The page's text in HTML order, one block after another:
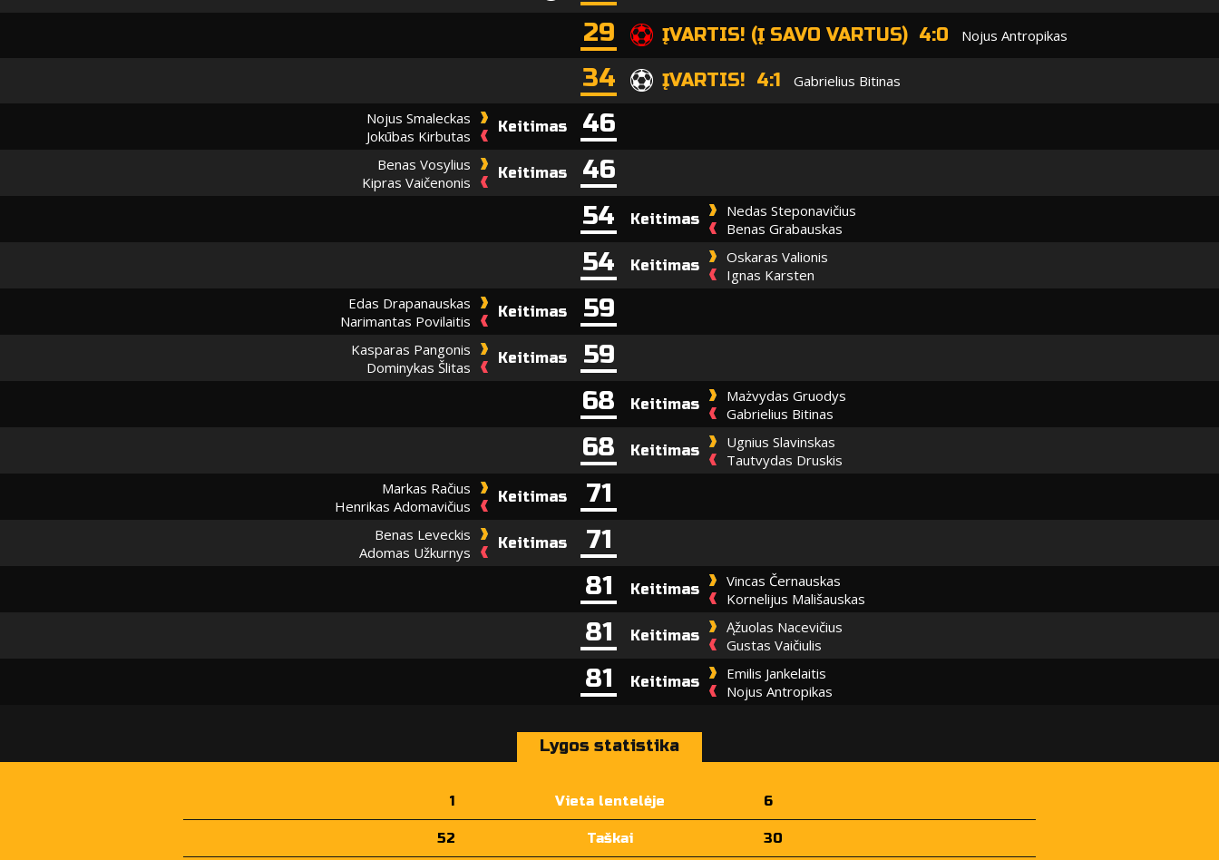
29
ĮVARTIS! (Į SAVO VARTUS) 4:0 Nojus Antropikas
34 ĮVARTIS! 4:1 Gabrielius Bitinas
Nojus Smaleckas
Jokūbas Kirbutas
Keitimas 46
Benas Vosylius
Kipras Vaičenonis
Keitimas
46
54
Keitimas
Nedas Steponavičius
Benas Grabauskas
54 Keitimas
Oskaras Valionis
Ignas Karsten
Edas Drapanauskas
Narimantas Povilaitis
Keitimas 59
Kasparas Pangonis
Dominykas Šlitas
Keitimas
59
68
Keitimas
Mażvydas Gruodys
Gabrielius Bitinas
68 Keitimas
Ugnius Slavinskas
Tautvydas Druskis
Markas Račius
Henrikas Adomavičius
Keitimas 71
Benas Leveckis
Adomas Užkurnys
Keitimas
71
81
Keitimas
Vincas Černauskas
Kornelijus Mališauskas
81 Keitimas
Ąžuolas Nacevičius
Gustas Vaičiulis
81 Keitimas
Emilis Jankelaitis
Nojus Antropikas
Lygos statistika
1 Vieta lentelėje 6
52 Taškai 30